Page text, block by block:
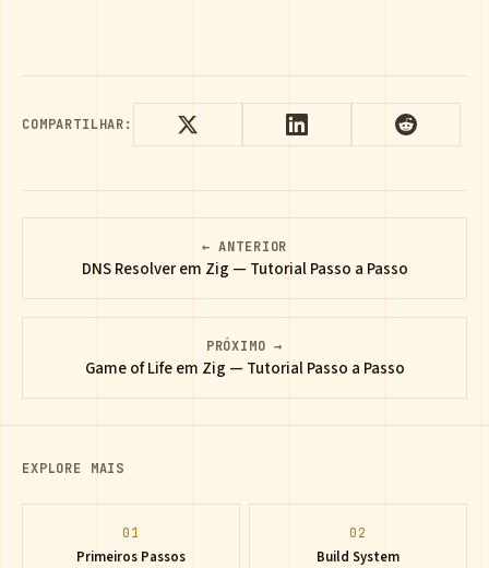
COMPARTILHAR:
← ANTERIOR
DNS Resolver em Zig — Tutorial Passo a Passo
PRÓXIMO →
Game of Life em Zig — Tutorial Passo a Passo
EXPLORE MAIS
01
Primeiros Passos
02
Build System